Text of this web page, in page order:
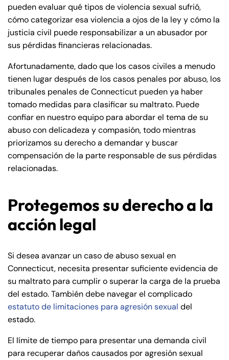
pueden evaluar qué tipos de violencia sexual sufrió,
cómo categorizar esa violencia a ojos de la ley y cómo la
justicia civil puede responsabilizar a un abusador por
sus pérdidas financieras relacionadas.
Afortunadamente, dado que los casos civiles a menudo
tienen lugar después de los casos penales por abuso, los
tribunales penales de Connecticut pueden ya haber
tomado medidas para clasificar su maltrato. Puede
confiar en nuestro equipo para abordar el tema de su
abuso con delicadeza y compasión, todo mientras
priorizamos su derecho a demandar y buscar
compensación de la parte responsable de sus pérdidas
relacionadas.
Protegemos su derecho a la
acción legal
Si desea avanzar un caso de abuso sexual en
Connecticut, necesita presentar suficiente evidencia de
su maltrato para cumplir o superar la carga de la prueba
del estado. También debe navegar el complicado
estatuto de limitaciones para agresión sexual del
estado.
El límite de tiempo para presentar una demanda civil
para recuperar daños causados por agresión sexual